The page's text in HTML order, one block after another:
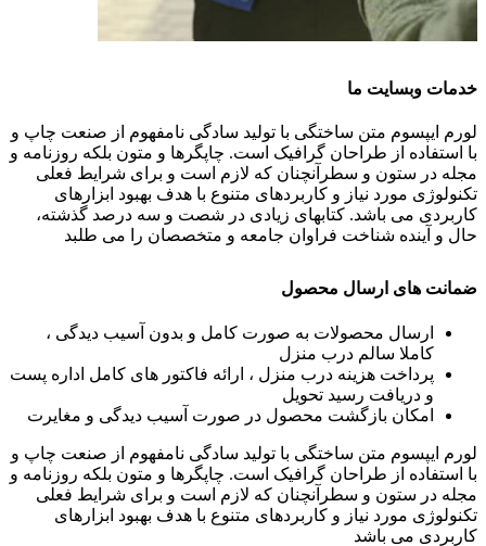
خدمات وبسایت ما
لورم ایپسوم متن ساختگی با تولید سادگی نامفهوم از صنعت چاپ و
با استفاده از طراحان گرافیک است. چاپگرها و متون بلکه روزنامه و
مجله در ستون و سطرآنچنان که لازم است و برای شرایط فعلی
تکنولوژی مورد نیاز و کاربردهای متنوع با هدف بهبود ابزارهای
کاربردی می باشد. کتابهای زیادی در شصت و سه درصد گذشته،
حال و آینده شناخت فراوان جامعه و متخصصان را می طلبد
ضمانت های ارسال محصول
ارسال محصولات به صورت کامل و بدون آسیب دیدگی ،
کاملا سالم درب منزل
پرداخت هزینه درب منزل ، ارائه فاکتور های کامل اداره پست
و دریافت رسید تحویل
امکان بازگشت محصول در صورت آسیب دیدگی و مغایرت
لورم ایپسوم متن ساختگی با تولید سادگی نامفهوم از صنعت چاپ و
با استفاده از طراحان گرافیک است. چاپگرها و متون بلکه روزنامه و
مجله در ستون و سطرآنچنان که لازم است و برای شرایط فعلی
تکنولوژی مورد نیاز و کاربردهای متنوع با هدف بهبود ابزارهای
کاربردی می باشد